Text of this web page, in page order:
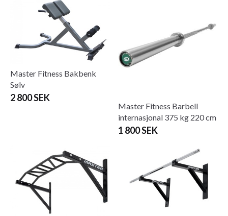
Master Fitness Bakbenk
Sølv
2 800 SEK
Master Fitness Barbell
internasjonal 375 kg 220 cm
1 800 SEK